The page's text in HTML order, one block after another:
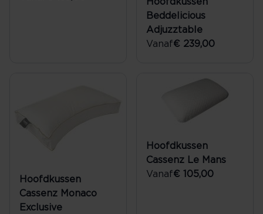
Beddelicious
Adjuzztable
Vanaf€ 239,00
Hoofdkussen
Cassenz Monaco
Exclusive
Hoofdkussen
Cassenz Le Mans
Vanaf€ 105,00